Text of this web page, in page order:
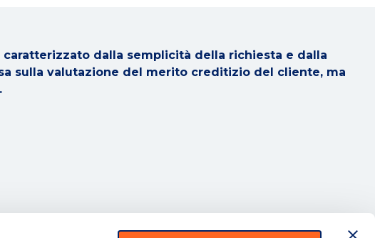
dalla semplicità della richiesta e dalla
sulla valutazione del merito creditizio del cliente, ma